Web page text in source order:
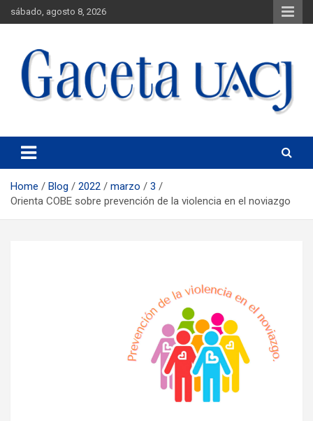
sábado, agosto 8, 2026
Gaceta UACJ
Home Blog 2022 marzo
3
Orienta COBE sobre prevención de la violencia en el noviazgo